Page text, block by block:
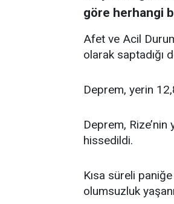
göre herhangi
Afet ve Acil
olarak saptadığı
Deprem, yerin
Deprem,
hissedildi.
Kısa süreli
olumsuzluk